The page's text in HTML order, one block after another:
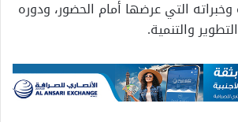
التي عرضها أمام الحضور، ودوره
والتنمية.